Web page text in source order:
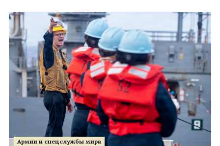
Армии и спецслужбы мира